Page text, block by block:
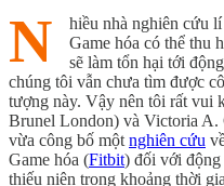
N
hiều nhà nghiên cứu
Game hóa có thể thu
sẽ làm tổn hại tới
chúng tôi vẫn chưa tìm được
tượng này. Vậy nên tôi rất vui
Brunel London) và Victoria
vừa công bố một nghiên cứu
Game hóa (Fitbit) đối với động
thiếu niên trong khoảng thời